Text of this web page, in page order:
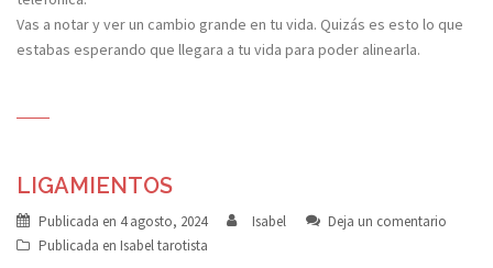
Vas a notar y ver un cambio grande en tu vida. Quizás es esto lo que
estabas esperando que llegara a tu vida para poder alinearla.
LIGAMIENTOS
Publicada en 4 agosto, 2024 Isabel
Deja un comentario
Publicada en Isabel tarotista